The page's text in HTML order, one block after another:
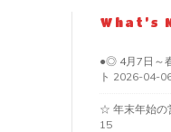
What’s
●◎ 4月7日～
ト 2026-04-
☆ 年末年始の
15